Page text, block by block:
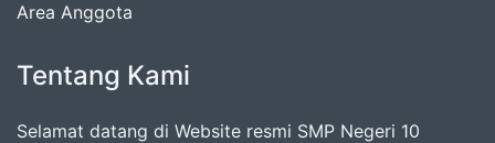
Area Anggota
Tentang Kami
Selamat datang di Website resmi SMP Negeri 10